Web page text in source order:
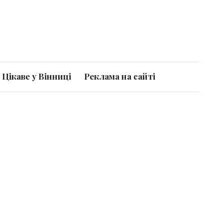
Цікаве у Вінниці Реклама на сайті